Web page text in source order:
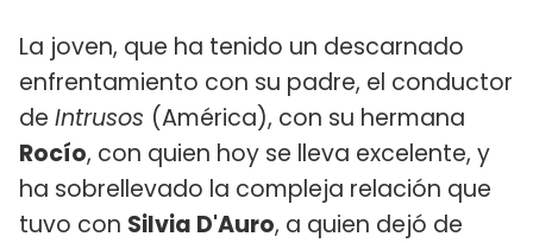
La joven, que ha tenido un descarnado
enfrentamiento con su padre, el conductor
de Intrusos (América), con su hermana
Rocío, con quien hoy se lleva excelente, y
ha sobrellevado la compleja relación que
tuvo con Silvia D'Auro, a quien dejó de